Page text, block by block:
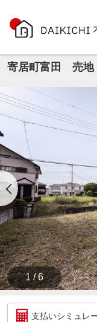
寄居町富田 売
1 / 6
支払いシミュレ